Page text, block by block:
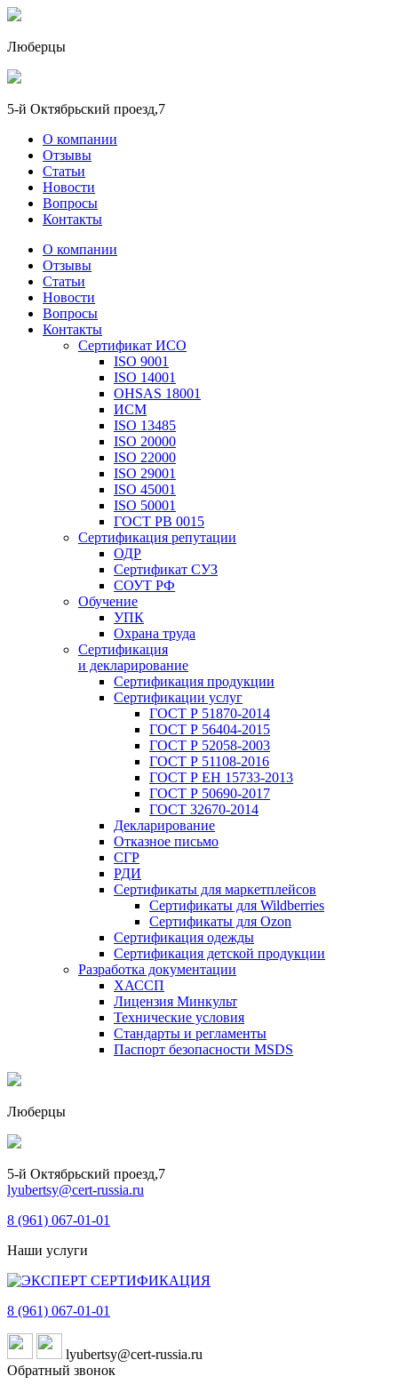
Люберцы
5-й Октябрьский проезд,7
О компании
Отзывы
Статьи
Новости
Вопросы
Контакты
О компании
Отзывы
Статьи
Новости
Вопросы
Контакты
Сертификат ИСО
ISO 9001
ISO 14001
OHSAS 18001
ИСМ
ISO 13485
ISO 20000
ISO 22000
ISO 29001
ISO 45001
ISO 50001
ГОСТ РВ 0015
Сертификация репутации
ОДР
Сертификат СУЗ
СОУТ РФ
Обучение
УПК
Охрана труда
Сертификация
и декларирование
Сертификация продукции
Сертификации услуг
ГОСТ Р 51870-2014
ГОСТ Р 56404-2015
ГОСТ Р 52058-2003
ГОСТ Р 51108-2016
ГОСТ Р ЕН 15733-2013
ГОСТ Р 50690-2017
ГОСТ 32670-2014
Декларирование
Отказное письмо
СГР
РДИ
Сертификаты для маркетплейсов
Сертификаты для Wildberries
Сертификаты для Ozon
Сертификация одежды
Сертификация детской продукции
Разработка документации
ХАССП
Лицензия Минкульт
Технические условия
Стандарты и регламенты
Паспорт безопасности MSDS
Люберцы
5-й Октябрьский проезд,7
lyubertsy@cert-russia.ru
8 (961) 067-01-01
Наши услуги
8 (961) 067-01-01
lyubertsy@cert-russia.ru
Обратный звонок